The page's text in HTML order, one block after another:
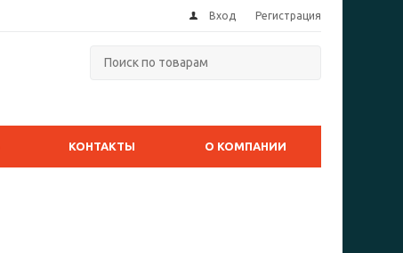
Вход Регистрация
КОНТАКТЫ О КОМПАНИИ